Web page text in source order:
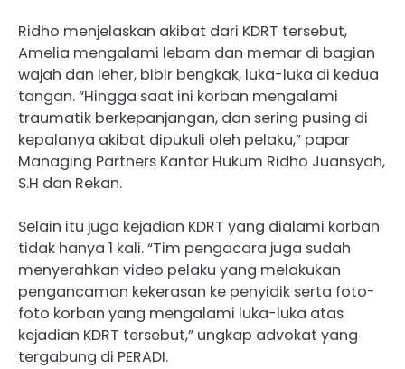
Ridho menjelaskan akibat dari KDRT tersebut,
Amelia mengalami lebam dan memar di bagian
wajah dan leher, bibir bengkak, luka-luka di kedua
tangan. “Hingga saat ini korban mengalami
traumatik berkepanjangan, dan sering pusing di
kepalanya akibat dipukuli oleh pelaku,” papar
Managing Partners Kantor Hukum Ridho Juansyah,
S.H dan Rekan.
Selain itu juga kejadian KDRT yang dialami korban
tidak hanya 1 kali. “Tim pengacara juga sudah
menyerahkan video pelaku yang melakukan
pengancaman kekerasan ke penyidik serta foto-
foto korban yang mengalami luka-luka atas
kejadian KDRT tersebut,” ungkap advokat yang
tergabung di PERADI.